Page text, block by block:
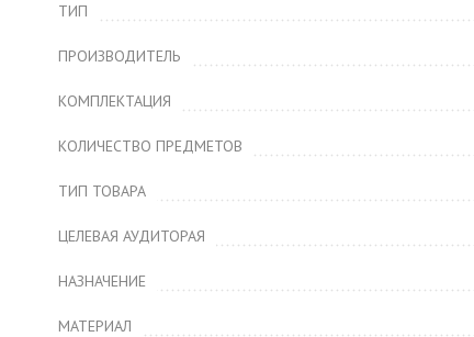
ТИП
ПРОИЗВОДИТЕЛЬ
КОМПЛЕКТАЦИЯ
КОЛИЧЕСТВО ПРЕДМЕТОВ
ТИП ТОВАРА
ЦЕЛЕВАЯ АУДИТОРАЯ
НАЗНАЧЕНИЕ
МАТЕРИАЛ